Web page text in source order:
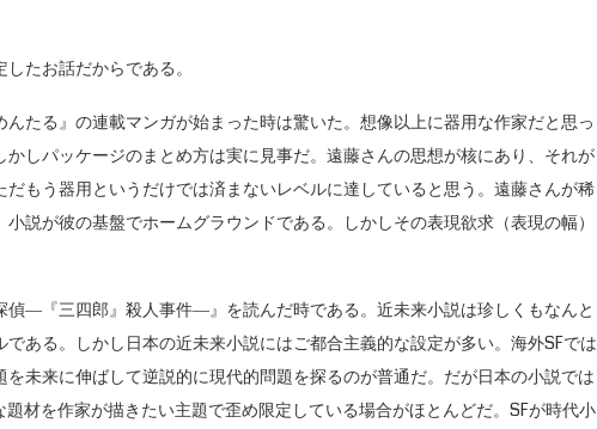
たお話だからである。
たる』の連載マンガが始まった時は驚いた。想像以上に器用な作家だと思っ
しパッケージのまとめ方は実に見事だ。遠藤さんの思想が核にあり、それが
もう器用というだけでは済まないレベルに達していると思う。遠藤さんが稀
説が彼の基盤でホームグラウンドである。しかしその表現欲求（表現の幅）
―『三四郎』殺人事件―』を読んだ時である。近未来小説は珍しくもなんと
ある。しかし日本の近未来小説にはご都合主義的な設定が多い。海外SFでは
未来に伸ばして逆説的に現代的問題を探るのが普通だ。だが日本の小説では
材を作家が描きたい主題で歪め限定している場合がほとんどだ。SFが時代小